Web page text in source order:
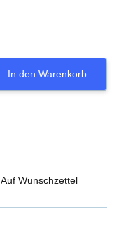
In den Warenkorb
Auf Wunschzettel